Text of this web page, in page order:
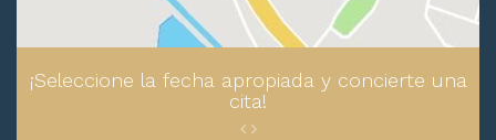
¡Seleccione la fecha apropiada y concierte una
cita!